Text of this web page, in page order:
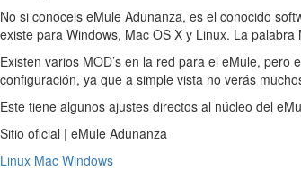
No si conoceis eMule Adunanza, es el conocido
existe para Windows, Mac OS X y Linux. La
Existen varios MOD’s en la red para el eMule,
configuración, ya que a simple vista no verás
Este tiene algunos ajustes directos al núcleo del
Sitio oficial | eMule Adunanza
Linux Mac Windows